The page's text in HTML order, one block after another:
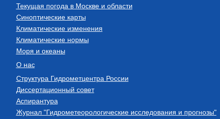
Текущая погода в Москве и области
Синоптические карты
Климатические изменения
Климатические нормы
Моря и океаны
О нас
Структура Гидрометцентра России
Диссертационный совет
Аспирантура
Журнал "Гидрометеорологические исследования и прогнозы"